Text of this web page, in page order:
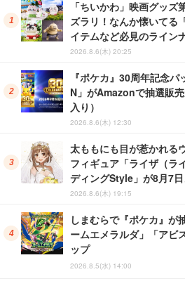
「ちいかわ」映画グッズ
ズラリ！なんか懐いてる
イテムなど必見のライン
2026.8.6(木) 20:25
『ポケカ』30周年記念
N」がAmazonで抽選販
入り）
2026.8.6(木) 12:30
太ももにも目が惹かれる
フィギュア「ライザ（ラ
ディングStyle」が8月7
2026.8.6(木) 19:15
しまむらで『ポケカ』が
ームエメラルダ」「アビ
ップ
2026.8.5(水) 14:00